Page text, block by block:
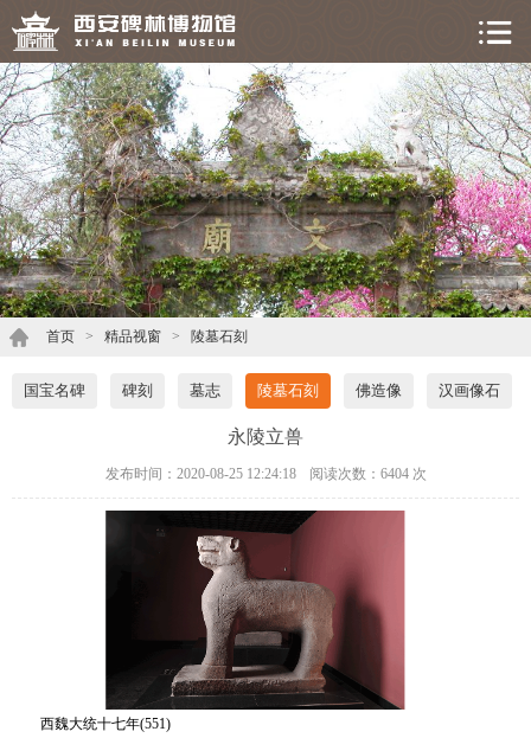
首页 > 精品视窗 > 陵墓石刻
国宝名碑 碑刻 墓志 陵墓石刻 佛造像 汉画像石
永陵立兽
发布时间：2020-08-25 12:24:18 阅读次数： 6404 次
西魏大统十七年(551)